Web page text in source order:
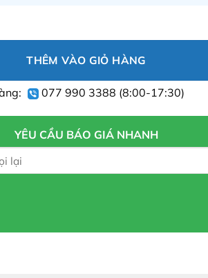
THÊM VÀO GIỎ HÀNG
077 990 3388 (8:00-17:30)
YÊU CẦU BÁO GIÁ NHANH